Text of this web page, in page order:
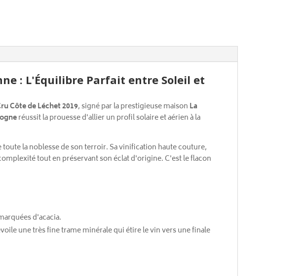
: L'Équilibre Parfait entre Soleil et
Côte de Léchet 2019, signé par la prestigieuse maison La
réussit la prouesse d'allier un profil solaire et aérien à la
toute la noblesse de son terroir. Sa vinification haute couture,
tout en préservant son éclat d'origine. C'est le flacon
d'acacia.
une très fine trame minérale qui étire le vin vers une finale